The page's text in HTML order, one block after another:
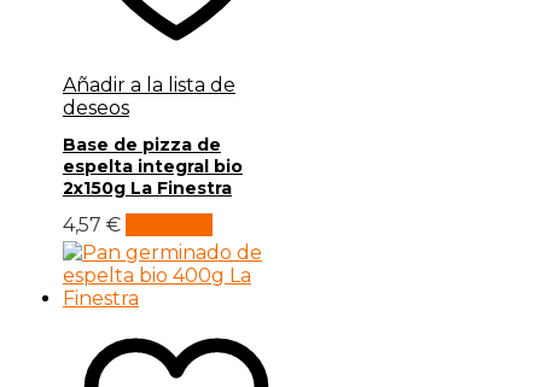
Añadir a la lista de
deseos
Base de pizza de
espelta integral bio
2x150g La Finestra
4,57 €